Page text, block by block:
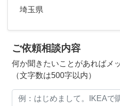
埼玉県
ご依頼相談内容
何か聞きたいことがあればメ
（文字数は500字以内）